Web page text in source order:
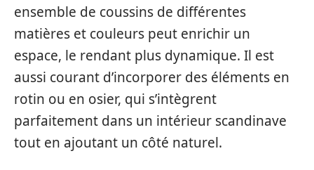
ensemble de coussins de différentes
matières et couleurs peut enrichir un
espace, le rendant plus dynamique. Il est
aussi courant d’incorporer des éléments en
rotin ou en osier, qui s’intègrent
parfaitement dans un intérieur scandinave
tout en ajoutant un côté naturel.